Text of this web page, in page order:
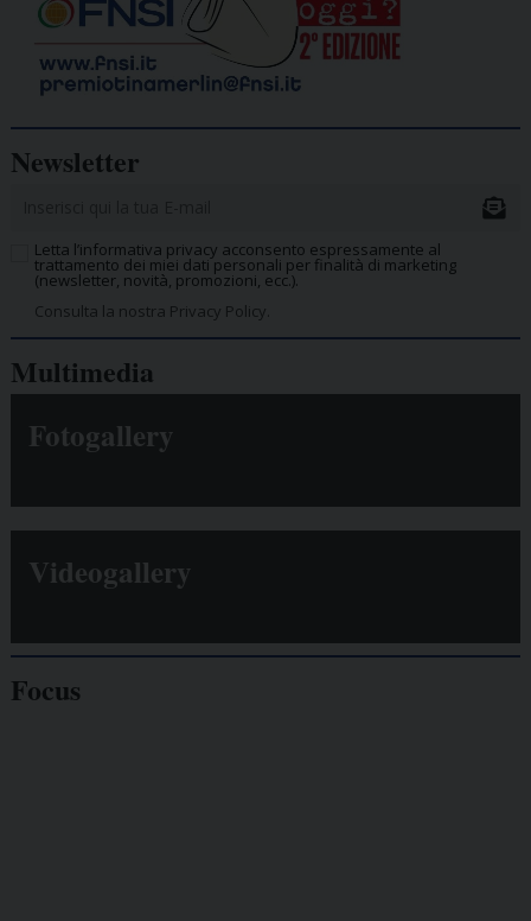
Newsletter
Letta l’informativa privacy acconsento espressamente al
trattamento dei miei dati personali per finalità di marketing
(newsletter, novità, promozioni, ecc.).
Consulta la nostra Privacy Policy.
Multimedia
Fotogallery
Videogallery
Focus